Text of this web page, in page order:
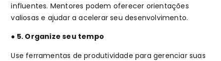
influentes. Mentores podem oferecer orientações
valiosas e ajudar a acelerar seu desenvolvimento.
● 5. Organize seu tempo
Use ferramentas de produtividade para gerenciar suas